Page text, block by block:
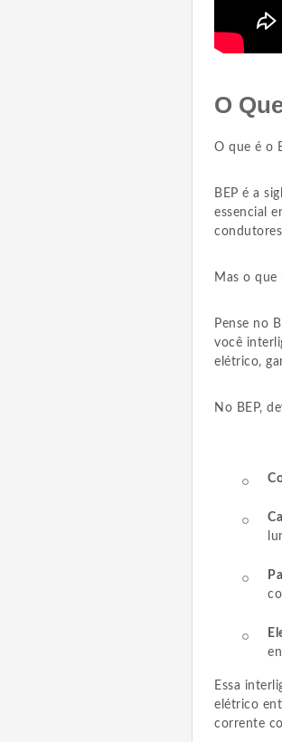
O
O que é o
BEP é a
essencial
Mas o que
Pense no
você
elétrico,
No BEP,
Essa
elétrico
corrente